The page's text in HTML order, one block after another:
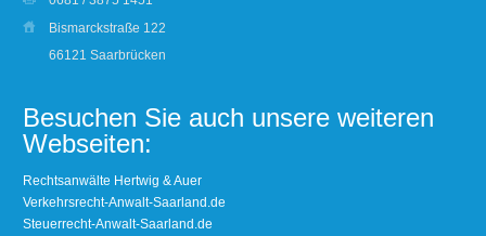
Bismarckstraße 122
66121 Saarbrücken
Besuchen Sie auch unsere weiteren
Webseiten:
Rechtsanwälte Hertwig & Auer
Verkehrsrecht-Anwalt-Saarland.de
Steuerrecht-Anwalt-Saarland.de